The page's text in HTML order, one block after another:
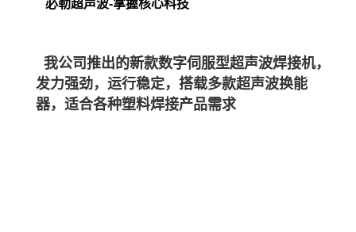
必勒超声波-掌握核心科技
我公司推出的新款数字伺服型超声波焊接机，
发力强劲，运行稳定，搭载多款超声波换能
器，适合各种塑料焊接产品需求